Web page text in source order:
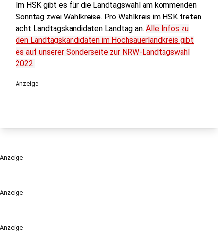
Anzeige
Anzeige
Im HSK gibt es für die Landtagswahl am kommenden
Sonntag zwei Wahlkreise. Pro Wahlkreis im HSK treten
acht Landtagskandidaten Landtag an. Alle Infos zu
den Landtagskandidaten im Hochsauerlandkreis gibt
es auf unserer Sonderseite zur NRW-Landtagswahl
2022.
Anzeige
Anzeige